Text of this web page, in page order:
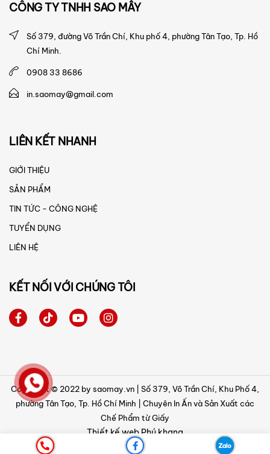
CÔNG TY TNHH SAO MÂY
Số 379, đường Võ Trần Chí, Khu phố 4, phường Tân Tạo, Tp. Hồ
Chí Minh.
0908 33 8686
in.saomay@gmail.com
LIÊN KẾT NHANH
GIỚI THIỆU
SẢN PHẨM
TIN TỨC - CÔNG NGHỆ
TUYỂN DỤNG
LIÊN HỆ
KẾT NỐI VỚI CHÚNG TÔI
Copyright © 2022 by saomay.vn | Số 379, Võ Trần Chí, Khu Phố 4,
phường Tân Tạo, Tp. Hồ Chí Minh | Chuyên In Ấn và Sản Xuất các
Chế Phẩm từ Giấy
Thiết kế web Phú khang